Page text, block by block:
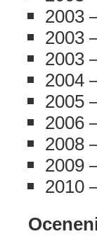
2003
2003
2003
2004
2005
2006
2008
2009
2010